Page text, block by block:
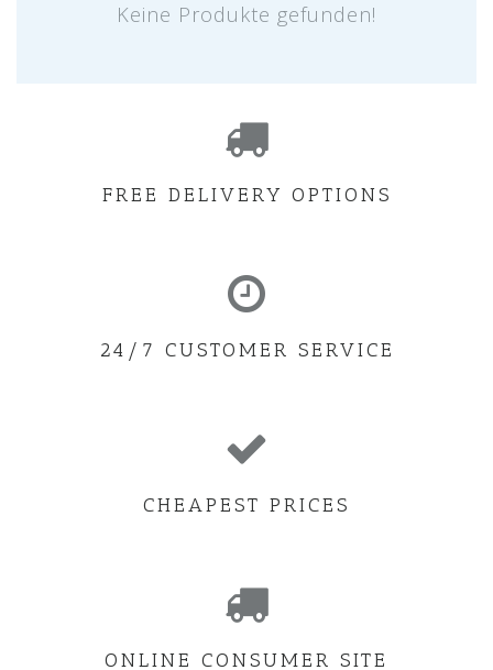
Keine Produkte gefunden!
FREE DELIVERY OPTIONS
24/7 CUSTOMER SERVICE
CHEAPEST PRICES
ONLINE CONSUMER SITE